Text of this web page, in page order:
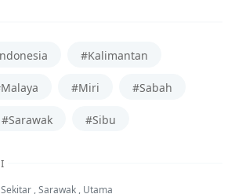
#Kalimantan
#Miri #Sabah
#Sarawak #Sibu
,Sarawak , Utama